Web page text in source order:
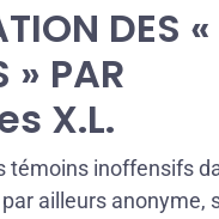
DES «
» PAR
X.L.
témoins inoffensifs
ailleurs anonyme,